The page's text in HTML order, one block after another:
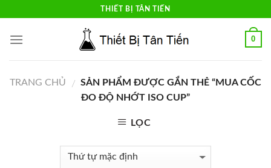
content
THIẾT BỊ TÂN TIẾN
0
TRANG CHỦ / SẢN PHẨM ĐƯỢC GẮN THẺ “MUA CỐC
ĐO ĐỘ NHỚT ISO CUP”
LỌC